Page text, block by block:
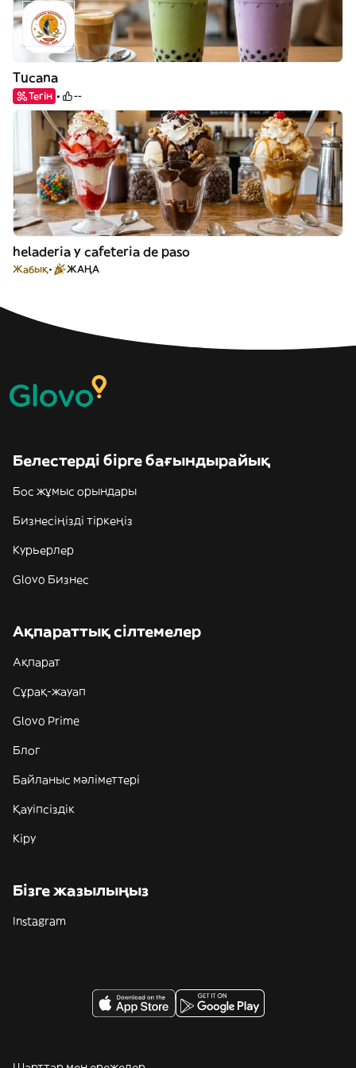
Tucana
Тегін --
heladeria y cafeteria de paso
Жабық ЖАҢА
Белестерді бірге бағындырайық
Бос жұмыс орындары
Бизнесіңізді тіркеңіз
Курьерлер
Glovo Бизнес
Ақпараттық сілтемелер
Ақпарат
Сұрақ-жауап
Glovo Prime
Блог
Байланыс мәліметтері
Қауіпсіздік
Кіру
Бізге жазылыңыз
Instagram